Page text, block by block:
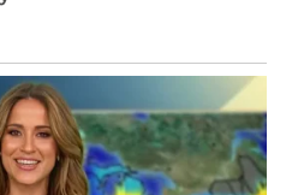
v. 47, n. 3, p. 173-
S. T. Hematology
A Comprehensive